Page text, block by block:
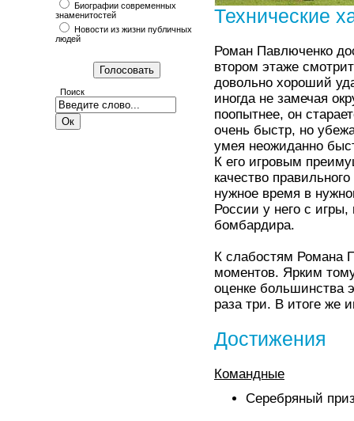
Биографии современных
знаменитостей
Новости из жизни публичных
людей
Поиск
Технические
Роман Павлюченко
втором этаже
довольно хороший
иногда не замечая
поопытнее, он
очень быстр, но
умея неожиданно
К его игровым
качество
нужное время в
России у него с игры,
бомбардира.
К слабостям Романа
моментов. Ярким
оценке большинства
раза три. В итоге же
Достижения
Командные
Серебряный